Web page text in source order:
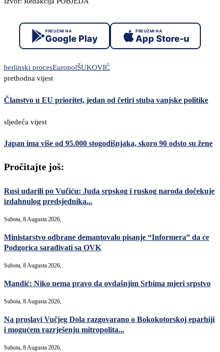
PREUZMI NA
Google Play
PREUZMI NA
App Store-u
berlinski procesEuropolŠUKOVIĆ
prethodna vijest
Članstvo u EU prioritet, jedan od četiri stuba vanjske politike
sljedeća vijest
Japan ima više od 95.000 stogodišnjaka, skoro 90 odsto su žene
Pročitajte još:
Rusi udarili po Vučiću: Juda srpskog i ruskog naroda dočekuje
izdahnulog predsjednika...
Subota, 8 Augusta 2026,
Ministarstvo odbrane demantovalo pisanje “Informera” da će
Podgorica sarađivati sa OVK
Subota, 8 Augusta 2026,
Mandić: Niko nema pravo da ovdašnjim Srbima mjeri srpstvo
Subota, 8 Augusta 2026,
Na proslavi Vučjeg Dola razgovarano o Bokokotorskoj eparhiji
i mogućem razrješenju mitropolita...
Subota, 8 Augusta 2026,